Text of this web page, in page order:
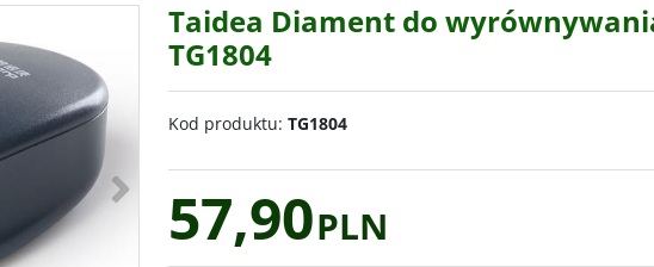
Taidea Diament do
TG1804
Kod produktu: TG1804
57,90PLN